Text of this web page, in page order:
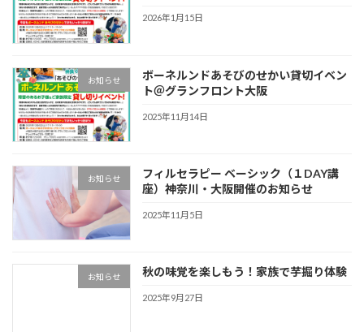
2026年1月15日
お知らせ
ボーネルンドあそびのせかい貸切イベン
ト＠グランフロント大阪
2025年11月14日
お知らせ
フィルセラピー ベーシック（１DAY講
座）神奈川・大阪開催のお知らせ
2025年11月5日
お知らせ 秋の味覚を楽しもう！家族で芋掘り体験
2025年9月27日